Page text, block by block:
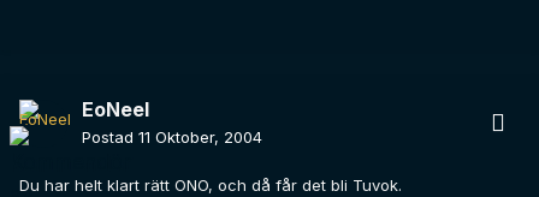
EoNeel
Postad 11 Oktober, 2004
Du har helt klart rätt ONO, och då får det bli Tuvok.